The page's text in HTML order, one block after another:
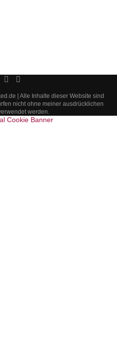
| Alle Inhalte dieser Website sind
nicht ohne meiner ausdrücklichen
werden.
Cookie Banner